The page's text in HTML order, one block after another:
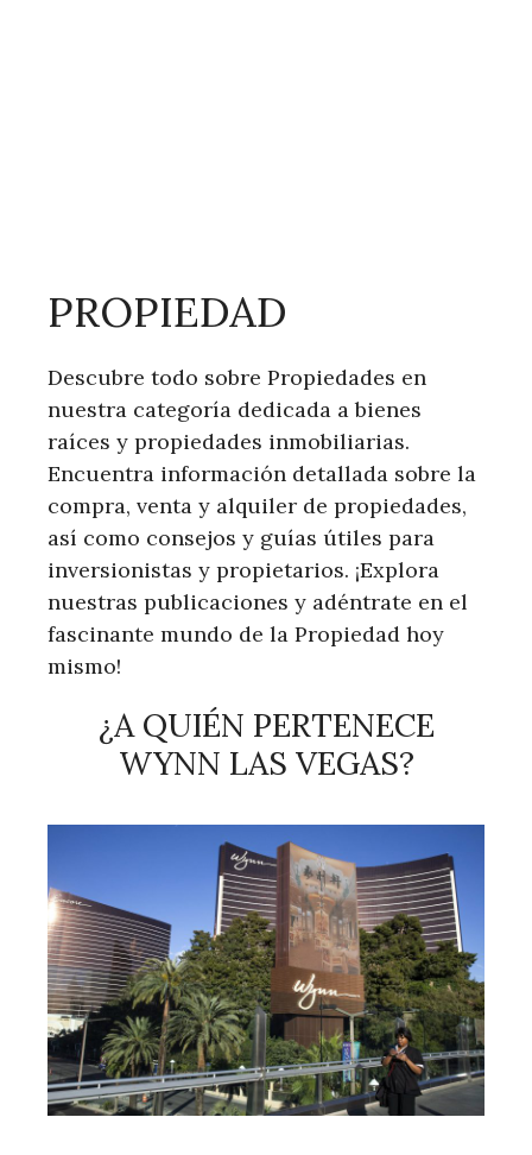
PROPIEDAD
Descubre todo sobre Propiedades en
nuestra categoría dedicada a bienes
raíces y propiedades inmobiliarias.
Encuentra información detallada sobre la
compra, venta y alquiler de propiedades,
así como consejos y guías útiles para
inversionistas y propietarios. ¡Explora
nuestras publicaciones y adéntrate en el
fascinante mundo de la Propiedad hoy
mismo!
¿A QUIÉN PERTENECE
WYNN LAS VEGAS?